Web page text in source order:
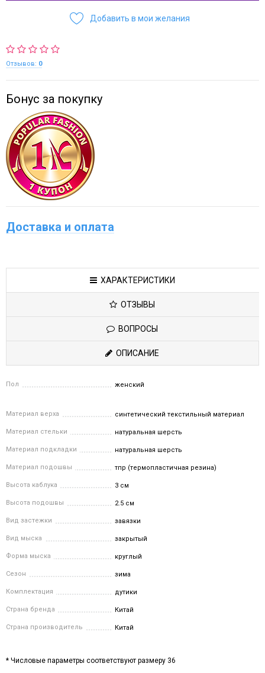
Добавить в мои желания
Отзывов: 0
Бонус за покупку
Доставка и оплата
ХАРАКТЕРИСТИКИ
ОТЗЫВЫ
ВОПРОСЫ
ОПИСАНИЕ
Пол женский
Материал верха синтетический текстильный материал
Материал стельки натуральная шерсть
Материал подкладки натуральная шерсть
Материал подошвы тпр (термопластичная резина)
Высота каблука 3 см
Высота подошвы 2.5 см
Вид застежки завязки
Вид мыска закрытый
Форма мыска круглый
Сезон зима
Комплектация дутики
Страна бренда Китай
Страна производитель Китай
* Числовые параметры соответствуют размеру 36